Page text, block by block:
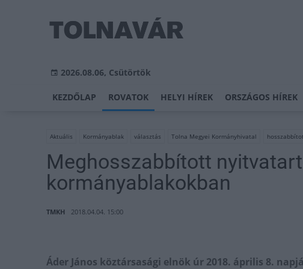
2026.08.06, Csütörtök
KEZDŐLAP ROVATOK HELYI HÍREK ORSZÁGOS HÍREK
Aktuális Kormányablak választás Tolna Megyei Kormányhivatal
Meghosszabbított
kormányablakokban
TMKH 2018.04.04. 15:00
Áder János köztársasági elnök úr 2018. április 8.